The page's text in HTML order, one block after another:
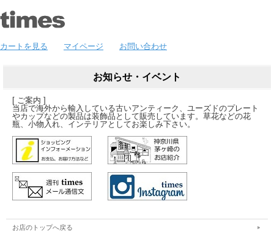
カートを見る マイページ お問い合わせ
お知らせ・イベント
[ ご案内 ]
当店で海外から輸入している古いアンティーク、ユーズドのプレート
やカップなどの製品は装飾品として販売しています。草花などの花
瓶、小物入れ、インテリアとしてお楽しみ下さい。
お店のトップへ戻る